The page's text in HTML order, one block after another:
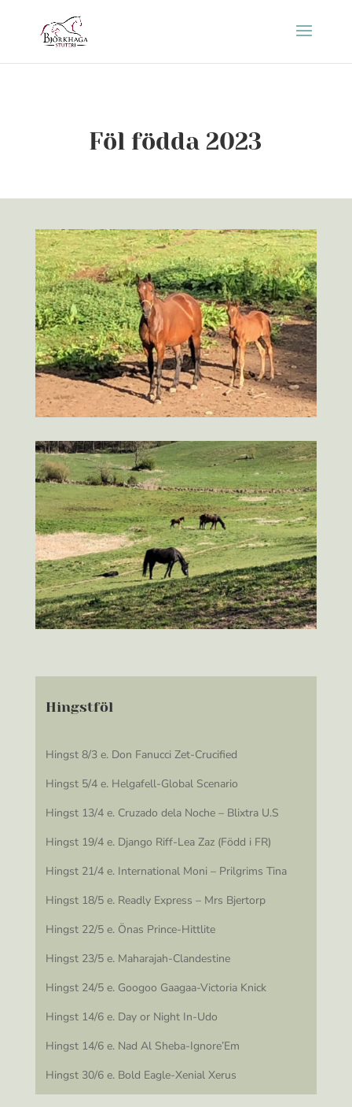
Föl födda 2023
Hingstföl
Hingst 8/3 e. Don Fanucci Zet-Crucified
Hingst 5/4 e. Helgafell-Global Scenario
Hingst 13/4 e. Cruzado dela Noche – Blixtra U.S
Hingst 19/4 e. Django Riff-Lea Zaz (Född i FR)
Hingst 21/4 e. International Moni – Prilgrims Tina
Hingst 18/5 e. Readly Express – Mrs Bjertorp
Hingst 22/5 e. Önas Prince-Hittlite
Hingst 23/5 e. Maharajah-Clandestine
Hingst 24/5 e. Googoo Gaagaa-Victoria Knick
Hingst 14/6 e. Day or Night In-Udo
Hingst 14/6 e. Nad Al Sheba-Ignore’Em
Hingst 30/6 e. Bold Eagle-Xenial Xerus